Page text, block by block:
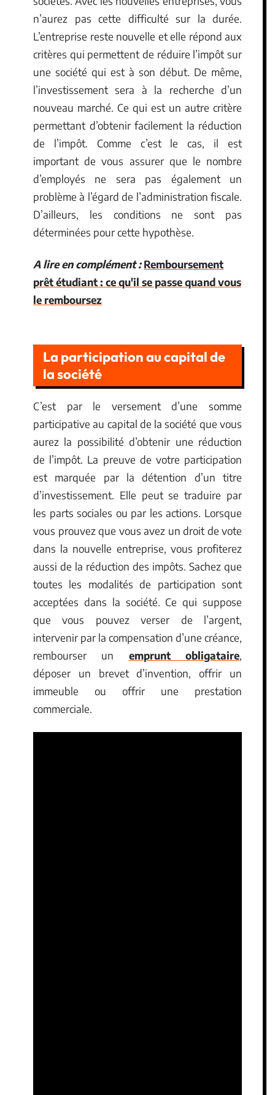
n’aurez pas cette difficulté sur la durée.
L’entreprise reste nouvelle et elle répond aux
critères qui permettent de réduire l’impôt sur
une société qui est à son début. De même,
l’investissement sera à la recherche d’un
nouveau marché. Ce qui est un autre critère
permettant d’obtenir facilement la réduction
de l’impôt. Comme c’est le cas, il est
important de vous assurer que le nombre
d’employés ne sera pas également un
problème à l’égard de l’administration fiscale.
D’ailleurs, les conditions ne sont pas
déterminées pour cette hypothèse.
A lire en complément : Remboursement
prêt étudiant : ce qu'il se passe quand vous
le remboursez
La participation au capital de
la société
C’est par le versement d’une somme
participative au capital de la société que vous
aurez la possibilité d’obtenir une réduction
de l’impôt. La preuve de votre participation
est marquée par la détention d’un titre
d’investissement. Elle peut se traduire par
les parts sociales ou par les actions. Lorsque
vous prouvez que vous avez un droit de vote
dans la nouvelle entreprise, vous profiterez
aussi de la réduction des impôts. Sachez que
toutes les modalités de participation sont
acceptées dans la société. Ce qui suppose
que vous pouvez verser de l’argent,
intervenir par la compensation d’une créance,
rembourser un emprunt obligataire,
déposer un brevet d’invention, offrir un
immeuble ou offrir une prestation
commerciale.